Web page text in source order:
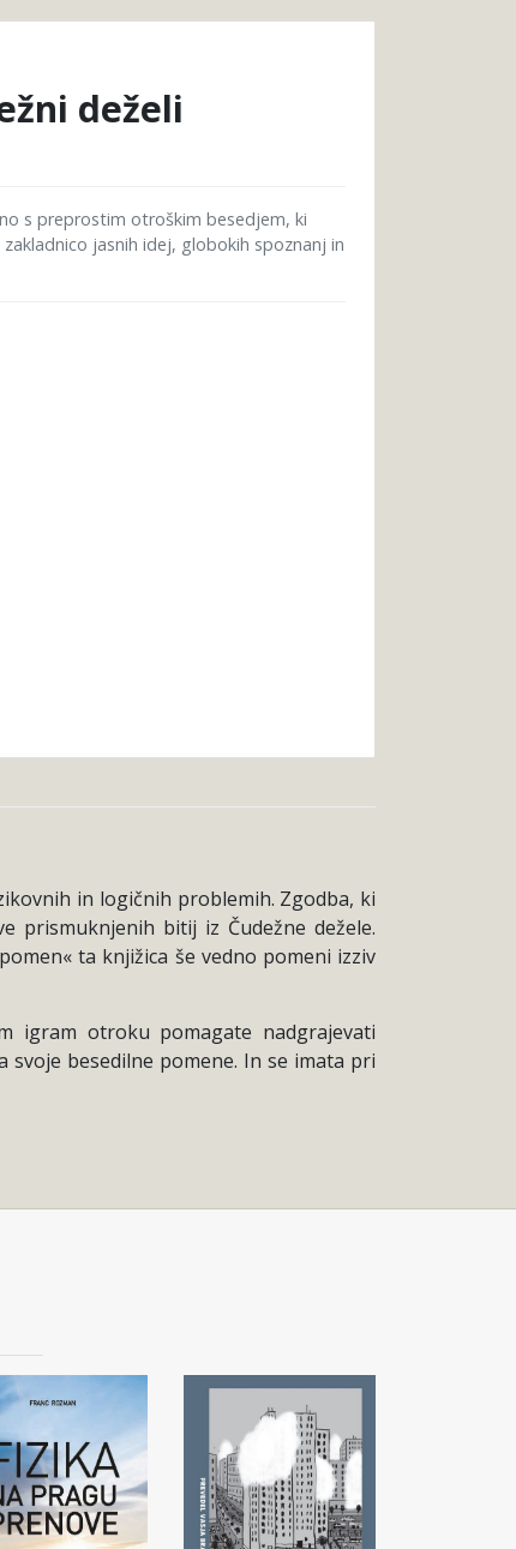
deželi
s preprostim otroškim besedjem, ki
jasnih idej, globokih spoznanj in
in logičnih problemih. Zgodba, ki
prismuknjenih bitij iz Čudežne dežele.
ta knjižica še vedno pomeni izziv
igram otroku pomagate nadgrajevati
besedilne pomene. In se imata pri